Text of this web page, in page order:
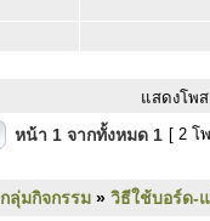
แสดงโพ
หน้า 1 จากทั้งหมด 1 [ 2 โ
กลุ่มกิจกรรม » วิธีใช้บอร์ด-